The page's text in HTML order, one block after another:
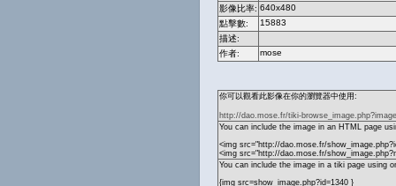
影像比率: 640x480
點擊數:
15883
描述:
作者:
mose
你可以觀看此影像在你的瀏覽器中使用:
http://dao.mose.fr/tiki-
You can include the image in an HTML page
<img src="http://dao.mose.fr/
<img src="http://dao.mose.fr/
You can include the image in a tiki page using
{img src=show_image.php?id=1340 }